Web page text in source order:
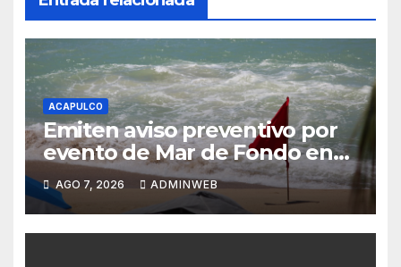
ACAPULCO
Emiten aviso preventivo por
evento de Mar de Fondo en
las costas de Guerrero
AGO 7, 2026 ADMINWEB